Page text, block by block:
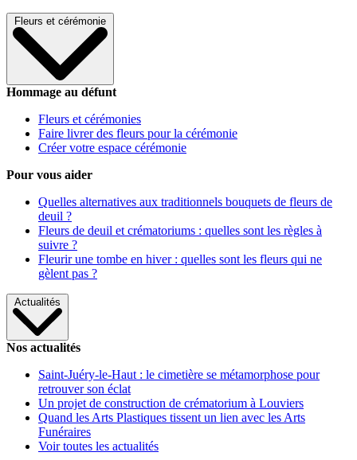
Fleurs et cérémonie
Hommage au défunt
Fleurs et cérémonies
Faire livrer des fleurs pour la cérémonie
Créer votre espace cérémonie
Pour vous aider
Quelles alternatives aux traditionnels bouquets de fleurs de
deuil ?
Fleurs de deuil et crématoriums : quelles sont les règles à
suivre ?
Fleurir une tombe en hiver : quelles sont les fleurs qui ne
gèlent pas ?
Actualités
Nos actualités
Saint-Juéry-le-Haut : le cimetière se métamorphose pour
retrouver son éclat
Un projet de construction de crématorium à Louviers
Quand les Arts Plastiques tissent un lien avec les Arts
Funéraires
Voir toutes les actualités